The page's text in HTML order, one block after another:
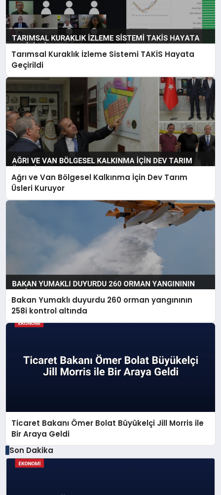
Tarımsal Kuraklık İzleme Sistemi TAKİS Hayata
Geçirildi
Ağrı ve Van Bölgesel Kalkınma İçin Dev Tarım
Üsleri Kuruyor
Bakan Yumaklı duyurdu 260 orman yangınının
258i kontrol altında
Ticaret Bakanı Ömer Bolat Büyükelçi Jill Morris ile
Bir Araya Geldi
Son Dakika